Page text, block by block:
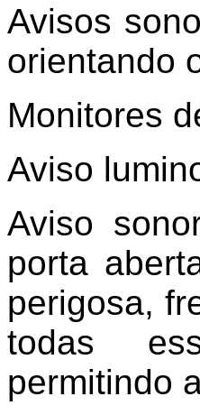
Avisos
orientando
Monitores
Aviso
Aviso
porta
perigosa,
todas
permitindo